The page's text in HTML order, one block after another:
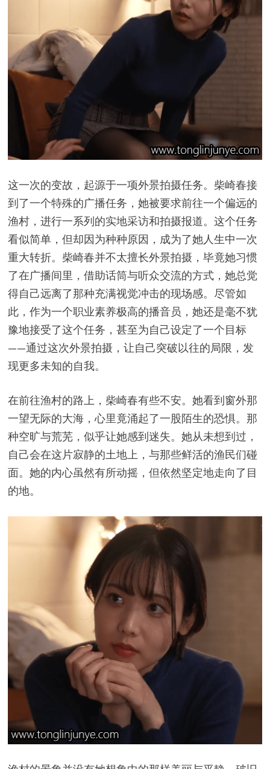
这一次的变故，起源于一项外景拍摄任务。柴崎春接
到了一个特殊的广播任务，她被要求前往一个偏远的
渔村，进行一系列的实地采访和拍摄报道。这个任务
看似简单，但却因为种种原因，成为了她人生中一次
重大转折。柴崎春并不太擅长外景拍摄，毕竟她习惯
了在广播间里，借助话筒与听众交流的方式，她总觉
得自己远离了那种充满视觉冲击的现场感。尽管如
此，作为一个职业素养极高的播音员，她还是毫不犹
豫地接受了这个任务，甚至为自己设定了一个目标
——通过这次外景拍摄，让自己突破以往的局限，发
现更多未知的自我。
在前往渔村的路上，柴崎春有些不安。她看到窗外那
一望无际的大海，心里竟涌起了一股陌生的恐惧。那
种空旷与荒芜，似乎让她感到迷失。她从未想到过，
自己会在这片寂静的土地上，与那些鲜活的渔民们碰
面。她的内心虽然有所动摇，但依然坚定地走向了目
的地。